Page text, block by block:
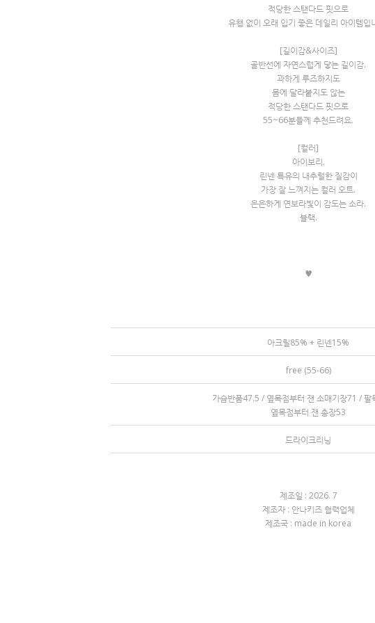
적당한 스탠다드 핏으로
유행 없이 오래 입기 좋은 데일리 아이템입
[길이감&사이즈]
골반선에 자연스럽게 닿는 길이감.
과하게 루즈하지도
몸에 달라붙지도 않는
적당한 스탠다드 핏으로
55~66분들께 추천드려요.
[컬러]
아이보리.
린넨 특유의 내추럴한 질감이
가장 잘 느껴지는 컬러 오트.
은은하게 연보라빛이 감도는 소라.
블랙.
♥
아크릴85% + 린넨15%
free (55-66)
가슴반품47.5 / 옆목점부터 잰 소매기장71 / 팔
옆목점부터 잰 총장53
드라이크리닝
제조일 : 2026. 7
제조자 : 안나키즈 협력업체
제조국 : made in korea